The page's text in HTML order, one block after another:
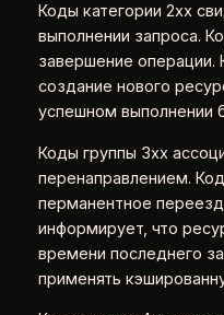
Коды категории 2xx
выполнении запроса.
завершение операции.
создание нового
успешном выполнении
Коды группы 3xx
перенаправлением.
перманентное
информирует, что
времени последнего
применять